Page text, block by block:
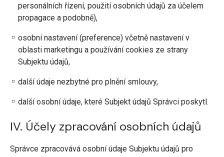
personálních řízení, použití osobních údajů za účelem
propagace a podobně),
osobní nastavení (preference) včetně nastavení v
oblasti marketingu a používání cookies ze strany
Subjektu údajů,
další údaje nezbytné pro plnění smlouvy,
další osobní údaje, které Subjekt údajů Správci poskytl.
IV. Účely zpracování osobních údajů
Správce zpracovává osobní údaje Subjektu údajů pro